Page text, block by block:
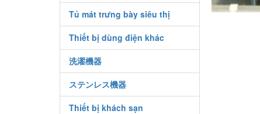
Tủ mát trưng bày siêu thị
Thiết bị dùng điện khác
洗濯機器
ステンレス機器
Thiết bị khách sạn